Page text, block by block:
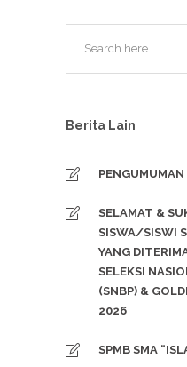
Berita Lain
SELAMAT &
SISWA/SISWI
YANG
SELEKSI
(SNBP) &
2026
SPMB SMA